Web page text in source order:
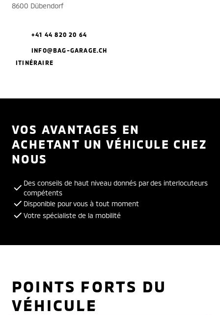
8600 Dübendorf
+41 44 820 20 64
INFO@BAG-GARAGE.CH
ITINÉRAIRE
VOS AVANTAGES EN
ACHETANT UN VÉHICULE CHEZ
NOUS
Des conseils de haut niveau donnés par des interlocuteurs
compétents
Disponible pour vous à tout moment
Votre spécialiste de la mobilité
POINTS FORTS DU
VÉHICULE